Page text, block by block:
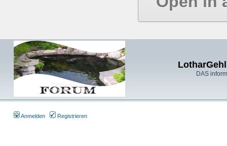
DAS
Anmelden Registrieren